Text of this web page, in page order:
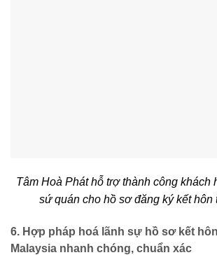
Tâm Hoà Phát hỗ trợ thành công khách
sứ quán cho hồ sơ đăng ký kết hôn
6. Hợp pháp hoá lãnh sự hồ sơ kết
Malaysia nhanh chóng, chuẩn xác